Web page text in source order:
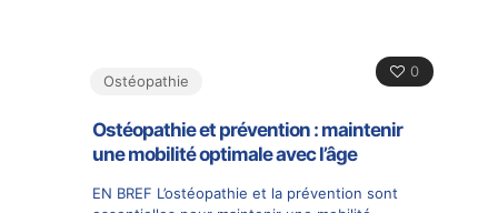
0
Ostéopathie
Ostéopathie et prévention : maintenir
une mobilité optimale avec l’âge
EN BREF L’ostéopathie et la prévention sont